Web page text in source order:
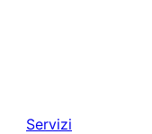
Servizi